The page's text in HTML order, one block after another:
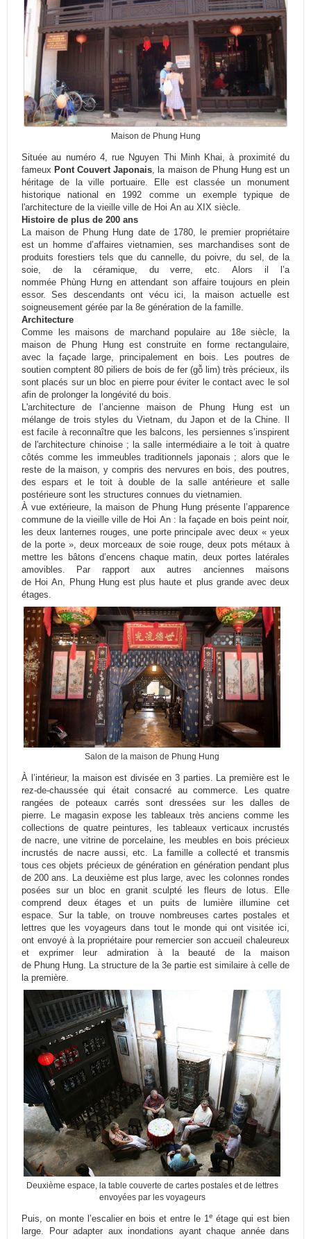
Maison de Phung Hung
Située au numéro 4, rue Nguyen Thi Minh Khai , à proximité du
fameux Pont Couvert Japonais , la maison de Phung Hungest un
héritage de la ville portuaire.
Elle est classée un monument
historique national en 1992 comme un exemple typique de
l'architecture de la vieille ville de Hoi An au XIX siècle.
Histoire de plus de 200 ans
La maison de Phung Hung date de 1780, le premier propriétaire
est un homme d’affaires vietnamien, ses marchandises sont de
produits forestiers tels que du cannelle, du poivre, du sel, de la
soie, de la céramique, du verre, etc.
Alors il l’a
nommée Phùng Hưng en attendant son affaire toujours en plein
essor.
Ses descendants ont vécu ici, la maison actuelle est
soigneusement gérée par la 8e génération de la famille.
Architecture
Comme les maisons de marchand populaire au 18e siècle, la
maison de
Phung Hungest construite en forme rectangulaire,
avec la façade large, principalement en bois.
Les poutres de
soutien comptent 80 piliers de bois de fer (gỗ lim) très précieux, ils
sont placés sur un bloc en pierre pour éviter le contact avec le sol
afin de prolonger la longévité du bois.
L'architecture de l’ancienne maison de
Phung Hungest un
mélange de trois styles du Vietnam , du Japon et de la Chine.
est facile à reconnaître que les balcons, les persiennes s’inspirent
de l'architecture chinoise ; la salle intermédiaire a le toit à quatre
côtés comme les immeubles traditionnels japonais ; alors que le
reste de la maison, y compris des nervures en bois, des poutres,
des espars et le toit à double de la salle antérieure et salle
postérieure sont les structures connues du vietnamien.
À vue extérieure, la maison de Phung Hungprésente l’apparence
commune de la vieille ville de Hoi An : la façade en bois peint noir,
les deux lanternes rouges, une porte principale avec deux « yeux
de la porte », deux morceaux de soie rouge, deux pots métaux à
mettre les bâtons d’encens chaque matin, deux portes latérales
amovibles.
Par rapport aux autres anciennes maisons
de Hoi An, Phung Hungest plus haute et plus grande avec deux
étages.
Salon de la maison de Phung Hung
À l’intérieur, la maison est divisée en 3 parties. La première est le
rez-de-chaussée qui était consacré au commerce. Les quatre
rangées de poteaux carrés sont dressées sur les dalles de
pierre. Le magasin expose les tableaux très anciens comme les
collections de quatre peintures, les tableaux verticaux incrustés
de nacre, une vitrine de porcelaine, les meubles en bois précieux
incrustés de nacre aussi, etc. La famille a collecté et transmis
tous ces objets précieux de génération en génération pendant plus
de 200 ans. La deuxième est plus large, avec les colonnes rondes
posées sur un bloc en granit sculpté les fleurs de lotus. Elle
comprend deux étages et un puits de lumière illumine cet
espace. Sur la table, on trouve nombreuses cartes postales et
lettres que les voyageurs dans tout le monde qui ont visitée ici,
ont envoyé à la propriétaire pour remercier son accueil chaleureux
et exprimer leur admiration à la beauté de la maison
de Phung Hung. La structure de la 3e partie est similaire à celle de
la première.
Deuxième espace, la table couverte de cartes postales et de lettres
envoyées par les voyageurs
Puis, on monte l’escalier en bois et entre le 1e étage qui est bien
large.
Pour adapter aux inondations ayant chaque année dans